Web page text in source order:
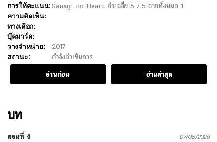
การให้คะแนน:Sanagi no Heart ค่าเฉลี่ย 5 / 5 จากทั้งหมด 1
ความคิดเห็น:
ทางเลือก:
บุ๊คมาร์ค:
วางจำหน่าย:
2017
สถานะ:
กำลังดำเนินการ
อ่านก่อน
อ่านล่าสุด
บท
ตอนที่ 4 07/05/2026